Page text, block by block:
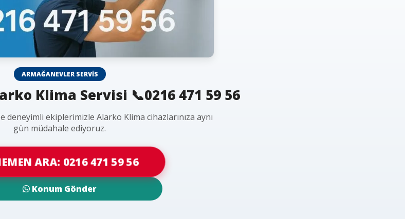
ARMAĞANEVLER SERVIS
Klima Servisi 📞0216 471 59 56
ekiplerimizle Alarko Klima cihazlarınıza aynı
gün müdahale ediyoruz.
ARA: 0216 471 59 56
Konum Gönder